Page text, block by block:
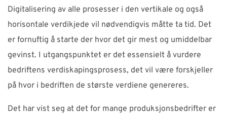
Digitalisering av alle prosesser i den vertikale og også
horisontale verdikjede vil nødvendigvis måtte ta tid. Det
er fornuftig å starte der hvor det gir mest og umiddelbar
gevinst. I utgangspunktet er det essensielt å vurdere
bedriftens verdiskapingsprosess, det vil være forskjeller
på hvor i bedriften de største verdiene genereres.
Det har vist seg at det for mange produksjonsbedrifter er